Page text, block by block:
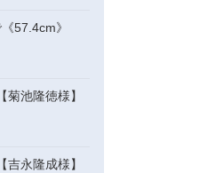
57.4cm》
池隆徳様】
吉永隆成様】